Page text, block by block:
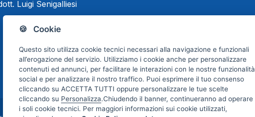
🍪 Cookie
Questo sito utilizza cookie tecnici necessari alla navigazione e funzionali
all’erogazione del servizio. Utilizziamo i cookie anche per personalizzare
contenuti ed annunci, per facilitare le interazioni con le nostre funzionalità
social e per analizzare il nostro traffico. Puoi esprimere il tuo consenso
cliccando su ACCETTA TUTTI oppure personalizzare le tue scelte
cliccando su Personalizza.Chiudendo il banner, continueranno ad operare
i soli cookie tecnici. Per maggiori informazioni sui cookie utilizzati,
Luigi Senigalliesi